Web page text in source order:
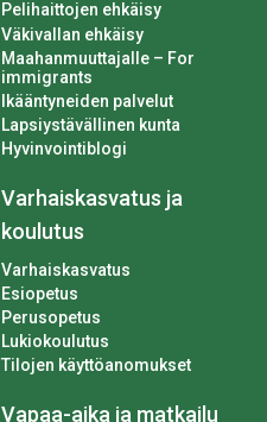
Pelihaittojen ehkäisy
Väkivallan ehkäisy
Maahanmuuttajalle – For
immigrants
Ikääntyneiden palvelut
Lapsiystävällinen kunta
Hyvinvointiblogi
Varhaiskasvatus ja
koulutus
Varhaiskasvatus
Esiopetus
Perusopetus
Lukiokoulutus
Tilojen käyttöanomukset
Vapaa-aika ja matkailu